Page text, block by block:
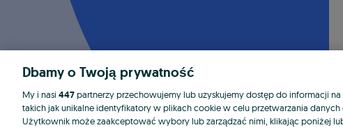
Dbamy o Twoją prywatność
My i nasi 447partnerzy przechowujemy lub uzyskujemy dostęp do informacji na
takich jak unikalne identyfikatory w plikach cookie w celu przetwarzania danych
Użytkownik może zaakceptować wybory lub zarządzać nimi, klikając poniżej